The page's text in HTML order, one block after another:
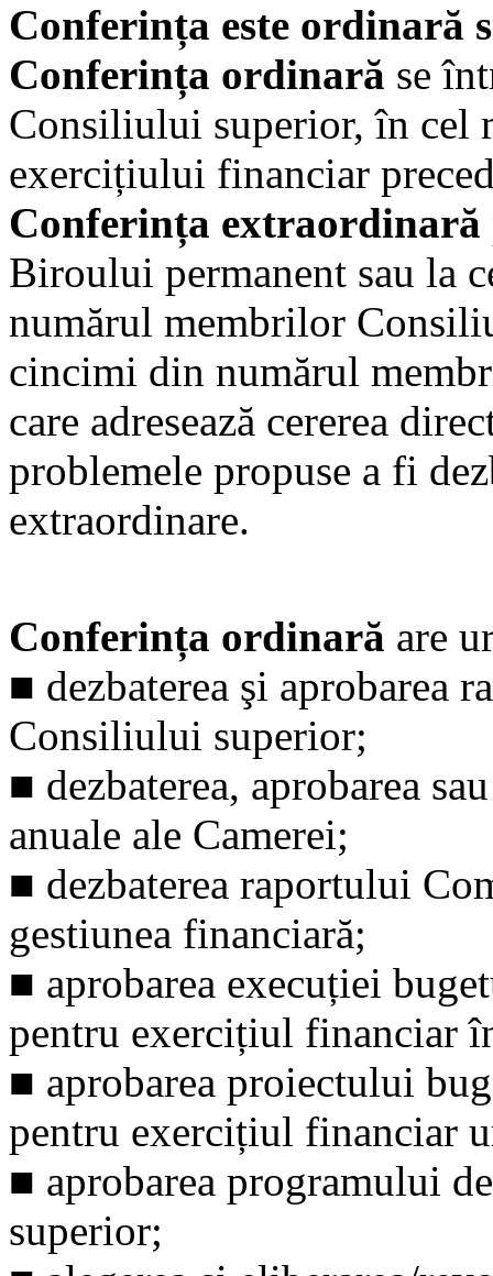
Conferința este ordinară
Conferința ordinară se
Consiliului superior, în cel
exercițiului financiar
Conferința extraordinară
Biroului permanent sau la
numărul membrilor
cincimi din numărul
care adresează cererea
problemele propuse a fi
extraordinare.
Conferința ordinară are
■ dezbaterea şi aprobarea
Consiliului superior;
■ dezbaterea, aprobarea
anuale ale Camerei;
■ dezbaterea raportului
gestiunea financiară;
■ aprobarea execuției
pentru exercițiul financiar
■ aprobarea proiectului
pentru exercițiul financiar
■ aprobarea programului
superior;